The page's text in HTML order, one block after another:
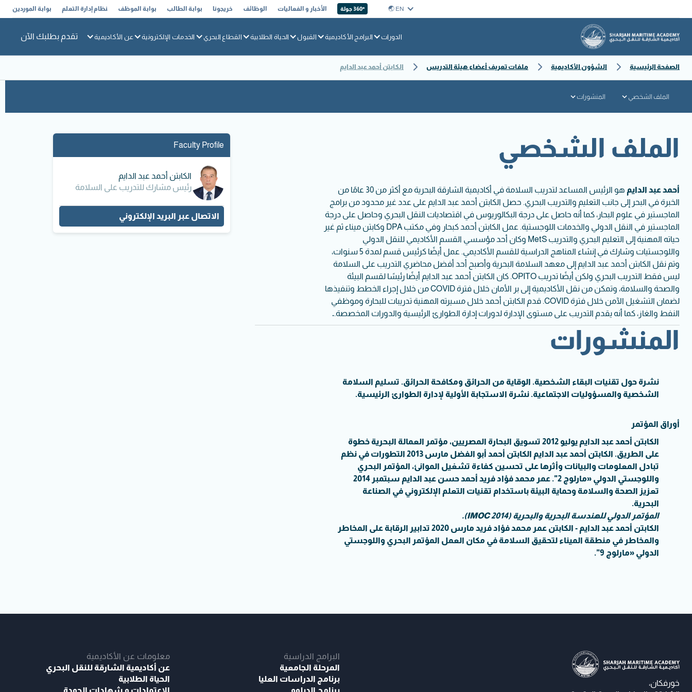
EN 🌏︎ 360° جولة الأخبار و الفعاليات الوظائف خريجونا بوابة الطالب بوابة الموظف نظام إدارة التعلم بوابة الموردين
الدورات البرامج الأكاديمية القبول الحياة الطلابية القطاع البحري الخدمات الإلكترونية عن الأكاديمية تقدم بطلبك الآن
الصفحة الرئيسية الشؤون الأكاديمية ملفات تعريف أعضاء هيئة التدريس الكابتن أحمد عبد الدايم
الملف الشخصي المنشورات
الملف الشخصي
أحمد عبد الدايم
هو الرئيس المساعد لتدريب السلامة في أكاديمية الشارقة البحرية مع أكثر من 30 عامًا من
الخبرة في البحر إلى جانب التعليم والتدريب البحري. حصل الكابتن أحمد عبد الدايم على عدد غير محدود من برامج
الماجستير في علوم البحار، كما أنه حاصل على درجة البكالوريوس في اقتصاديات النقل البحري وحاصل على درجة
الماجستير في النقل الدولي والخدمات اللوجستية. عمل الكابتن أحمد كبحار وفي مكتب DPA وكابتن ميناء ثم غير
حياته المهنية إلى التعليم البحري والتدريب MetS وكان أحد مؤسسي القسم الأكاديمي للنقل الدولي
واللوجستيات وشارك في إنشاء المناهج الدراسية للقسم الأكاديمي. عمل أيضًا كرئيس قسم لمدة 5 سنوات،
وتم نقل الكابتن أحمد عبد الدايم إلى معهد السلامة البحرية وأصبح أحد أفضل محاضري التدريب على السلامة
ليس فقط التدريب البحري ولكن أيضًا تدريب OPITO. كان الكابتن أحمد عبد الدايم أيضًا رئيسًا لقسم البيئة
والصحة والسلامة، وتمكن من نقل الأكاديمية إلى بر الأمان خلال فترة COVID من خلال إجراء الخطط وتنفيذها
لضمان التشغيل الآمن خلال فترة COVID. قدم الكابتن أحمد خلال مسيرته المهنية تدريبات للبحارة وموظفي
النفط والغاز، كما أنه يقدم التدريب على مستوى الإدارة لدورات إدارة الطوارئ الرئيسية والدورات المخصصة..
المنشورات
نشرة حول تقنيات البقاء الشخصية. الوقاية من الحرائق ومكافحة الحرائق. تسليم السلامة
الشخصية والمسؤوليات الاجتماعية. نشرة الاستجابة الأولية لإدارة الطوارئ الرئيسية.
أوراق المؤتمر
الكابتن أحمد عبد الدايم يوليو 2012 تسويق البحارة المصريين، مؤتمر العمالة البحرية خطوة
على الطريق. الكابتن أحمد عبد الدايم الكابتن أحمد أبو الفضل مارس 2013 التطورات في نظم
تبادل المعلومات والبيانات وأثرها على تحسين كفاءة تشغيل الموانئ، المؤتمر البحري
واللوجستي الدولي «مارلوج 2". عمر محمد فؤاد فريد أحمد حسن عبد الدايم سبتمبر 2014
تعزيز الصحة والسلامة وحماية البيئة باستخدام تقنيات التعلم الإلكتروني في الصناعة
البحرية.
المؤتمر الدولي للهندسة البحرية والبحرية (IMOC 2014).
الكابتن أحمد عبد الدايم - الكابتن عمر محمد فؤاد فريد مارس 2020 تدابير الرقابة على المخاطر
والمخاطر في منطقة الميناء لتحقيق السلامة في مكان العمل المؤتمر البحري واللوجستي
الدولي «مارلوج 9".
Faculty Profile
الكابتن أحمد عبد الدايم
رئيس مشارك للتدريب على السلامة
الاتصال عبر البريد الإلكتروني
خورفكان،
البرامج الدراسية
المرحلة الجامعية
برنامج الدراسات العليا
برنامج الدبلوم
معلومات عن الأكاديمية
عن أكاديمية الشارقة للنقل البحري
الحياة الطلابية
الاعتمادات و شهادات الجودة